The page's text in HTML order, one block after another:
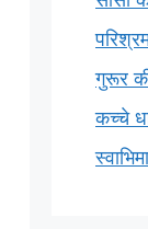
गुरूर
कच्चे